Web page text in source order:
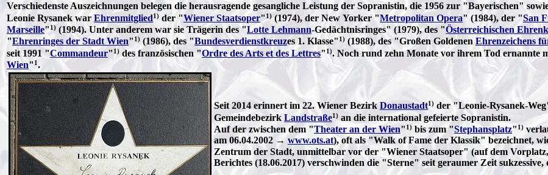
Verschiedenste Auszeichnungen belegen die herausragende gesangliche Leistung der Sopranistin, die 1956 zur "Bayerischen"
Leonie Rysanek war Ehrenmitglied1) der "Wiener Staatsoper"1)(1974), der New Yorker "Metropolitan Opera" (1984), der "San
Marseille"1) (1994). Unter anderem war sie Trägerin des "Lotte Lehmann-Gedächtnisringes" (1979), des "Österreichischen
"Ehrenringes der Stadt Wien" 1) (1986), des "Bundesverdienstkreuzes 1. Klasse" 1) (1988), des "Großen GoldenenEhrenzeichens
seit 1991 "Commandeur" 1) des französischen "Ordre des Arts et des Lettres" 1). Noch rund zehn Monate vor ihrem Tod ernannte
Wien" 1.
Seit 2014 erinnert im 22. Wiener Bezirk Donaustadt1) der "Leonie-Rysanek-
Gemeindebezirk Landstraße1) an die international gefeierte Sopranistin.
Auf der zwischen dem "Theater an der Wien" 1) bis zum "Stephansplatz" 1)
am 06.04.2002 → www.ots.at), oft als "Walk of Fame der Klassik" bezeichnet,
Zentrum der Stadt, unmittelbar vor der "Wiener Staatsoper" (auf dem
Berichtes (18.06.2017) verschwinden die "Sterne" seit geraumer Zeit